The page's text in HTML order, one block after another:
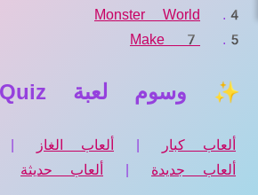
Monster World
Make 7
✨ وسوم لعبة Emoji Quiz
ألعاب كبار | ألعاب الغاز |
ألعاب جديدة
| ألعاب حديثة